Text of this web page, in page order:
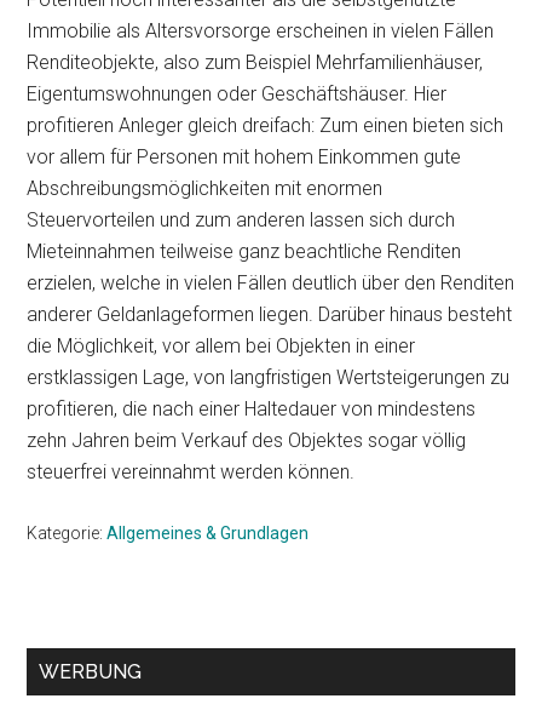
Immobilie als Altersvorsorge erscheinen in vielen Fällen
Renditeobjekte, also zum Beispiel Mehrfamilienhäuser,
Eigentumswohnungen oder Geschäftshäuser. Hier
profitieren Anleger gleich dreifach: Zum einen bieten sich
vor allem für Personen mit hohem Einkommen gute
Abschreibungsmöglichkeiten mit enormen
Steuervorteilen und zum anderen lassen sich durch
Mieteinnahmen teilweise ganz beachtliche Renditen
erzielen, welche in vielen Fällen deutlich über den Renditen
anderer Geldanlageformen liegen. Darüber hinaus besteht
die Möglichkeit, vor allem bei Objekten in einer
erstklassigen Lage, von langfristigen Wertsteigerungen zu
profitieren, die nach einer Haltedauer von mindestens
zehn Jahren beim Verkauf des Objektes sogar völlig
steuerfrei vereinnahmt werden können.
Kategorie:Allgemeines & Grundlagen
Seitenspalte
WERBUNG